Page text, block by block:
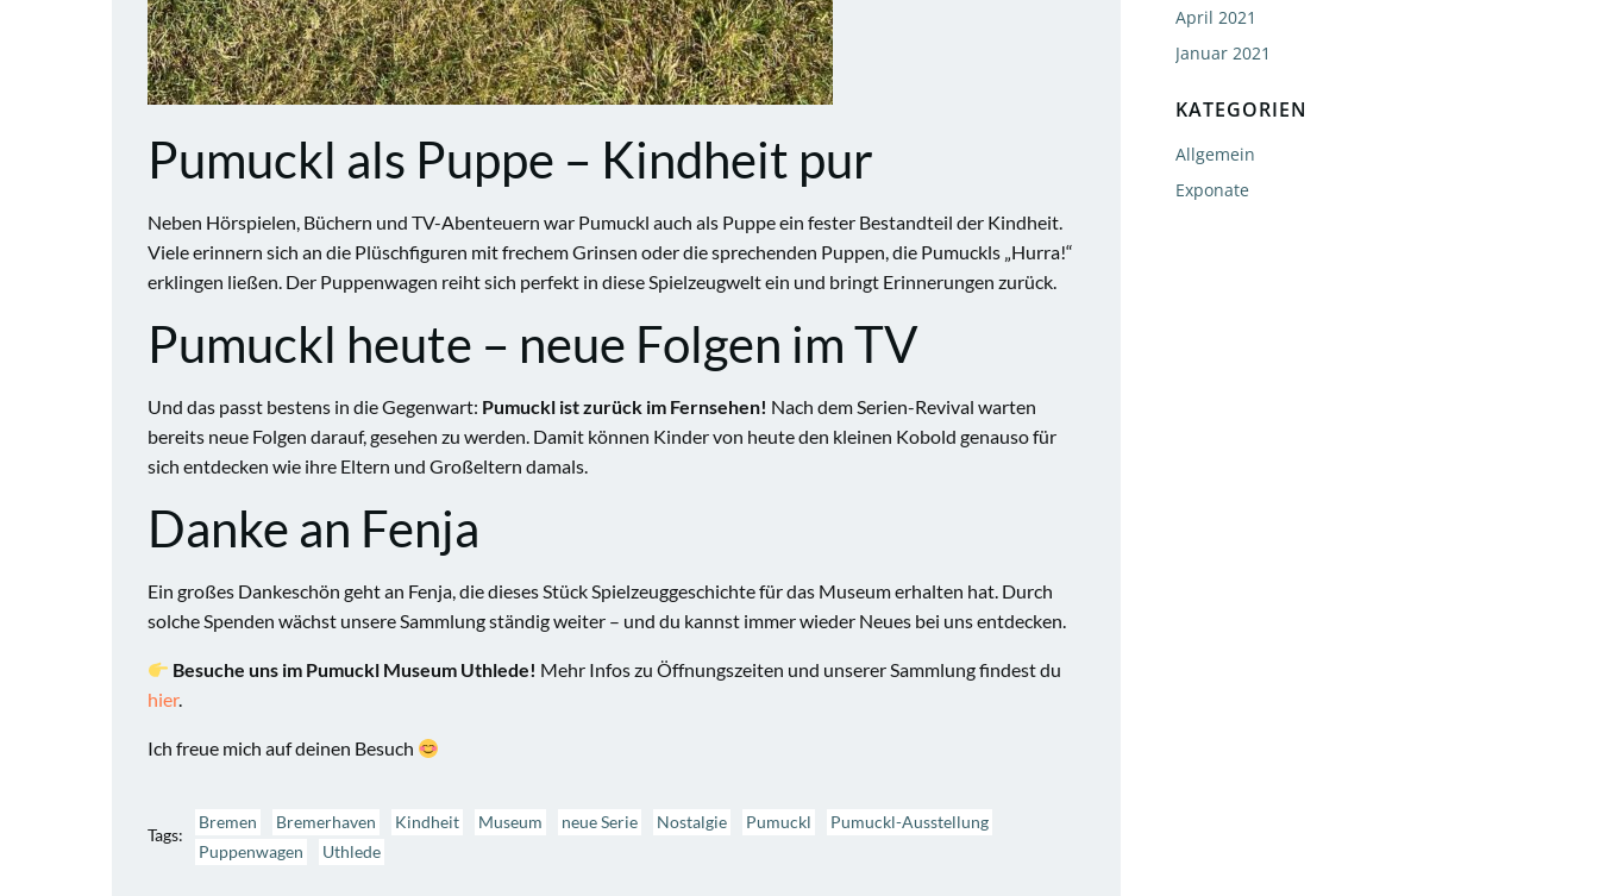
Pumuckl als Puppe – Kindheit pur
Neben Hörspielen, Büchern und TV-Abenteuern war Pumuckl auch als Puppe ein fester Bestandteil der Kindheit.
Viele erinnern sich an die Plüschfiguren mit frechem Grinsen oder die sprechenden Puppen, die Pumuckls „Hurra!“
erklingen ließen. Der Puppenwagen reiht sich perfekt in diese Spielzeugwelt ein und bringt Erinnerungen zurück.
Pumuckl heute – neue Folgen im TV
Und das passt bestens in die Gegenwart: Pumuckl ist zurück im Fernsehen! Nach dem Serien-Revival warten
bereits neue Folgen darauf, gesehen zu werden. Damit können Kinder von heute den kleinen Kobold genauso für
sich entdecken wie ihre Eltern und Großeltern damals.
Danke an Fenja
Ein großes Dankeschön geht an Fenja, die dieses Stück Spielzeuggeschichte für das Museum erhalten hat. Durch
solche Spenden wächst unsere Sammlung ständig weiter – und du kannst immer wieder Neues bei uns entdecken.
Besuche uns im Pumuckl Museum Uthlede! Mehr Infos zu Öffnungszeiten und unserer Sammlung findest du
hier.
Ich freue mich auf deinen Besuch
Tags:
Bremen Bremerhaven Kindheit Museum neue Serie Nostalgie Pumuckl
Pumuckl-Ausstellung
Puppenwagen
Uthlede
April 2021
Januar 2021
KATEGORIEN
Allgemein
Exponate